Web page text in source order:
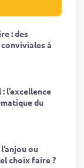
: des
à
l’excellence
du
ou
choix faire ?